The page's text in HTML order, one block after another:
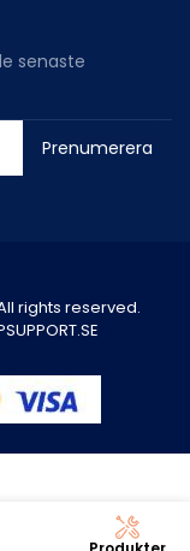
senaste
Prenumerera
rights reserved.